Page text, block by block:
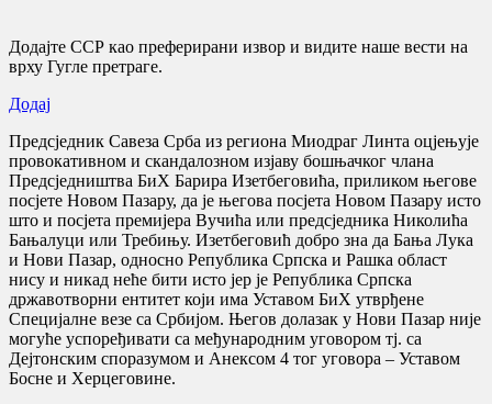
Додајте ССР као преферирани извор и видите наше вести на
врху Гугле претраге.
Додај
Предсједник Савеза Срба из региона Миодраг Линта оцјењује
провокативном и скандалозном изјаву бошњачког члана
Предсједништва БиХ Барира Изетбеговића, приликом његове
посјете Новом Пазару, да је његова посјета Новом Пазару исто
што и посјета премијера Вучића или предсједника Николића
Бањалуци или Требињу. Изетбеговић добро зна да Бања Лука
и Нови Пазар, односно Република Српска и Рашка област
нису и никад неће бити исто јер je Република Српска
државотворни ентитет који има Уставом БиХ утврђене
Специјалне везе са Србијом. Његов долазак у Нови Пазар није
могуће успоређивати са међународним уговором тј. са
Дејтонским споразумом и Анексом 4 тог уговора – Уставом
Босне и Херцеговине.